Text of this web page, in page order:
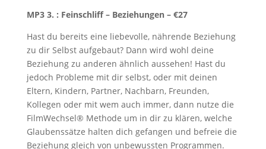
MP3 3. : Feinschliff – Beziehungen– €27
Hast du bereits eine liebevolle, nährende Beziehung
zu dir Selbst aufgebaut? Dann wird wohl deine
Beziehung zu anderen ähnlich aussehen! Hast du
jedoch Probleme mit dir selbst, oder mit deinen
Eltern, Kindern, Partner, Nachbarn, Freunden,
Kollegen oder mit wem auch immer, dann nutze die
FilmWechsel® Methode um in dir zu klären, welche
Glaubenssätze halten dich gefangen und befreie die
Beziehung gleich von unbewussten Programmen.